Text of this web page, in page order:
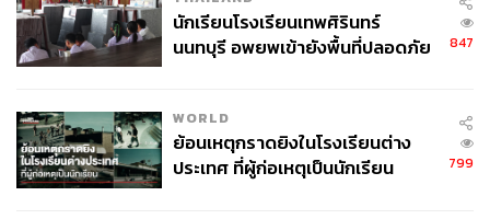
นักเรียนโรงเรียนเทพศิรินทร์
นนทบุรี อพยพเข้ายังพื้นที่ปลอดภัย
847
WORLD
ย้อนเหตุกราดยิงในโรงเรียนต่าง
ประเทศ ที่ผู้ก่อเหตุเป็นนักเรียน
799